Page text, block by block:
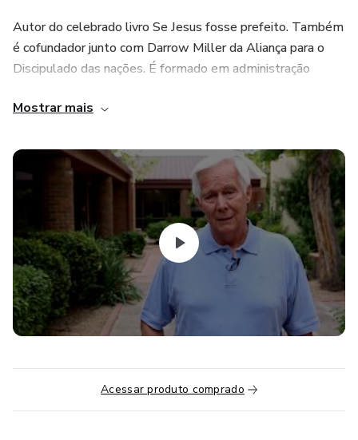
Autor do celebrado livro Se Jesus fosse prefeito. Também
é cofundador junto com Darrow Miller da Aliança para o
Discipulado das nações. É formado em administração
administração voluntaria. Fundador e presidente da
também autor do livro Evangelismo sem Discipulado?
Viaja muito pelo mundo para treinar líderes das igrejas e
assim realizar um ministério bíblico integral.
Mostrar mais
Acessar produto comprado